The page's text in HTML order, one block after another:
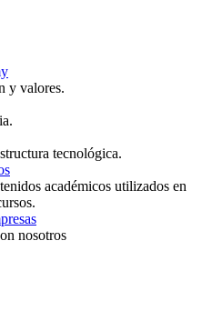
y valores.
tecnológica.
académicos utilizados en
nosotros